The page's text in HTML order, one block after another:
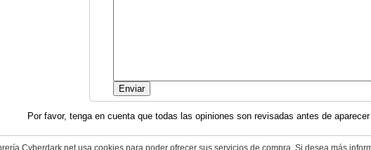
Por favor, tenga en cuenta que todas las opiniones son revisadas antes de
Cyberdark.net usa cookies para poder ofrecer sus servicios de compra. Si desea más